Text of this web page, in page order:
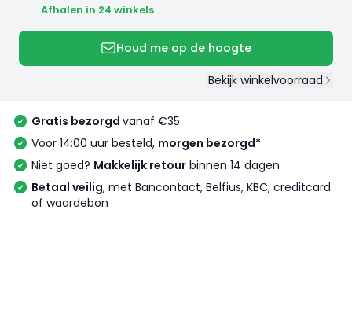
Afhalen in 24 winkels
Houd me op de hoogte
Bekijk winkelvoorraad
Gratis bezorgd vanaf €35
Voor 14:00 uur besteld, morgen bezorgd*
Niet goed? Makkelijk retour binnen 14 dagen
Betaal veilig, met Bancontact, Belfius, KBC, creditcard
of waardebon